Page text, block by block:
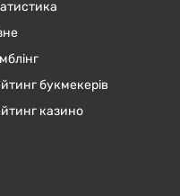
букмекерів
казино